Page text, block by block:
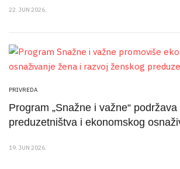
22. JUN 2026.
PRIVREDA
Program „Snažne i važne“
preduzetništva i ekonomskog
19. JUN 2026.